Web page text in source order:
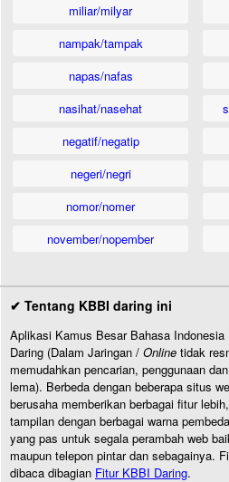
miliar/milyar
nampak/tampak
napas/nafas
nasihat/nasehat
negatif/negatip
negeri/negri
nomor/nomer
november/nopember
✔ Tentang KBBI daring ini
Aplikasi Kamus Besar Bahasa
Daring (Dalam Jaringan / Online tidak
memudahkan pencarian, penggunaan
lema). Berbeda dengan beberapa situs
berusaha memberikan berbagai fitur
tampilan dengan berbagai warna
yang pas untuk segala perambah web
maupun telepon pintar dan sebagainya.
dibaca dibagian Fitur KBBI Daring.